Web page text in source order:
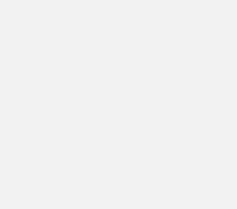
Das Bauvorhaben ist
Floating-Offshore-Technik aus
Frankreich
neuer
ein